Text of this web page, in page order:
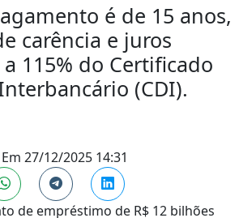
é de 15 anos,
carência e juros
115% do Certificado
(CDI).
Em 27/12/2025 14:31